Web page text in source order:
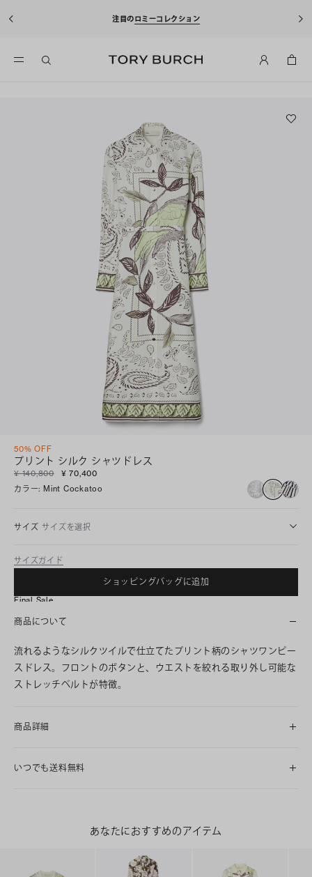
注目のロミーコレクション
50% OFF
プリント シルク シャツドレス
¥ 140,800
¥ 70,400
カラー: Mint Cockatoo
サイズ サイズを選択
サイズガイド
ショッピングバッグに追加
Final Sale
商品について
流れるようなシルクツイルで仕立てたプリント柄のシャツワンピー
スドレス。フロントのボタンと、ウエストを絞れる取り外し可能な
ストレッチベルトが特徴。
商品詳細
いつでも送料無料
あなたにおすすめのアイテム